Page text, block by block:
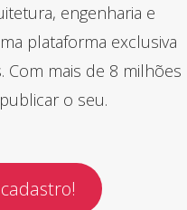
engenharia e
plataforma exclusiva
Com mais de 8 milhões
o seu.